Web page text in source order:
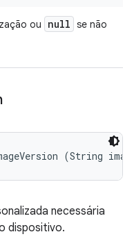
ou null se não
(String
necessária
dispositivo.